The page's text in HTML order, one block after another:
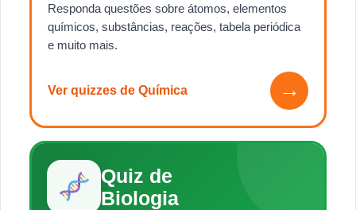
Responda questões sobre átomos, elementos
químicos, substâncias, reações, tabela periódica
e muito mais.
Ver quizzes de Química →
Quiz de
Biologia